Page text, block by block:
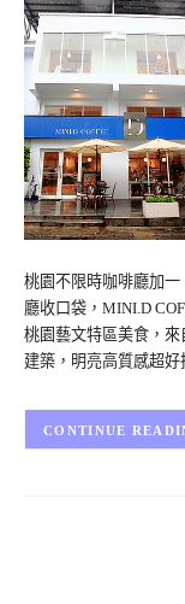
桃園不限時咖啡廳加
廳收口袋，MINI.D
桃園藝文特區美食，
建築，明亮高質感超
CONTINUE